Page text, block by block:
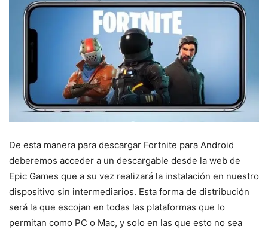
De esta manera para descargar Fortnite para Android
deberemos acceder a un descargable desde la web de
Epic Games que a su vez realizará la instalación en nuestro
dispositivo sin intermediarios. Esta forma de distribución
será la que escojan en todas las plataformas que lo
permitan como PC o Mac, y solo en las que esto no sea